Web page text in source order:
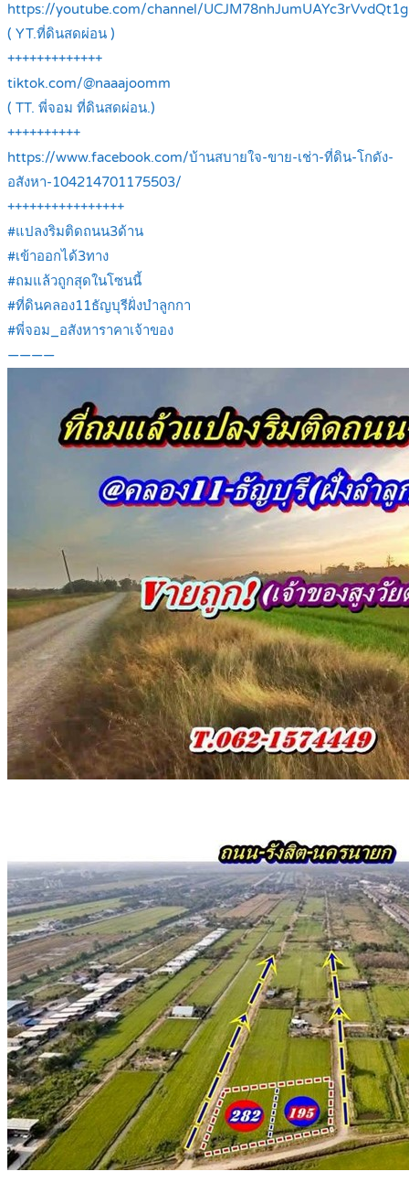
https://youtube.com/channel/UCJM78nhJumUAYc3rVvdQt1g
( YT.ที่ดินสดผ่อน )
+++++++++++++
tiktok.com/@naaajoomm
( TT. พี่จอม ที่ดินสดผ่อน.)
++++++++++
https://www.facebook.com/บ้านสบายใจ-ขาย-เช่า-ที่ดิน-โกดัง-
อสังหา-104214701175503/
++++++++++++++++
#แปลงริมติดถนน3ด้าน
#เข้าออกได้3ทาง
#ถมแล้วถูกสุดในโซนนี้
#ที่ดินคลอง11ธัญบุรีฝั่งบำลูกกา
#พี่จอม_อสังหาราคาเจ้าของ
————